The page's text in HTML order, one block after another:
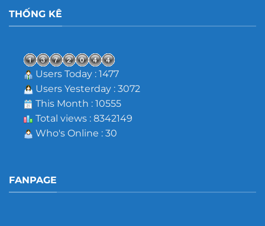
THỐNG KÊ
Users Today : 1477
Users Yesterday : 3072
This Month : 10555
Total views : 8342149
Who's Online : 30
FANPAGE